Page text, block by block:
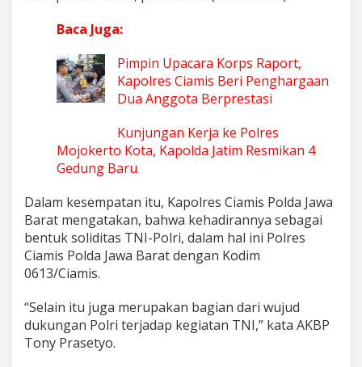
Baca Juga:
Pimpin Upacara Korps Raport,
Kapolres Ciamis Beri Penghargaan
Dua Anggota Berprestasi
Kunjungan Kerja ke Polres
Mojokerto Kota, Kapolda Jatim Resmikan 4
Gedung Baru
Dalam kesempatan itu, Kapolres Ciamis Polda Jawa
Barat mengatakan, bahwa kehadirannya sebagai
bentuk soliditas TNI-Polri, dalam hal ini Polres
Ciamis Polda Jawa Barat dengan Kodim
0613/Ciamis.
“Selain itu juga merupakan bagian dari wujud
dukungan Polri terjadap kegiatan TNI,” kata AKBP
Tony Prasetyo.